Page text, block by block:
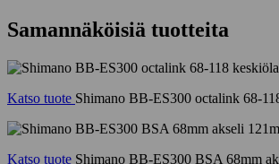
Samannäköisiä tuotteita
Katso tuote Shimano BB-ES300 octalink 68-
Katso tuote Shimano BB-ES300 BSA 68mm